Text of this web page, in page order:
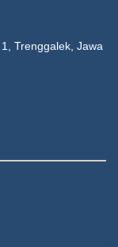
Trenggalek, Jawa